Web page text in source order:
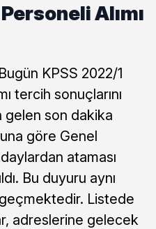
Alımı
KPSS 2022/1
tercih sonuçlarını
gelen son dakika
göre Genel
ataması
Bu duyuru aynı
Listede
adreslerine gelecek